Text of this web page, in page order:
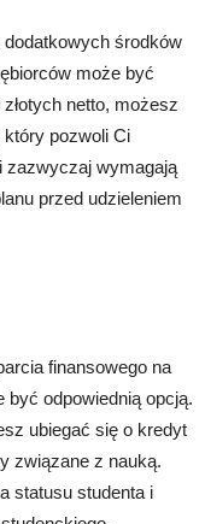
środków
może być
netto, możesz
który pozwoli Ci
zazwyczaj wymagają
przed udzieleniem
finansowego na
być odpowiednią opcją.
ubiegać się o kredyt
związane z nauką.
statusu studenta i